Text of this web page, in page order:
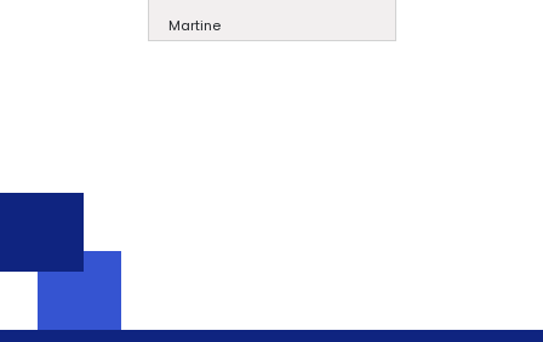
Martine